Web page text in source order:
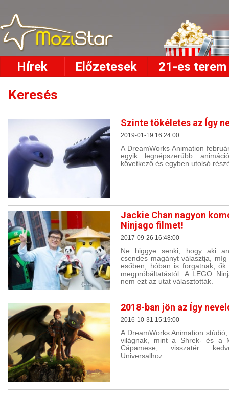
Hírek Előzetesek 21-es terem
Keresés
Szinte tökéletes az Így
2019-01-19 16:24:00
A DreamWorks Animation
egyik legnépszerűbb
következő és egyben utolsó
Jackie Chan nagyon
Ninjago filmet!
2017-09-26 16:48:00
Ne higgye senki, hogy aki
csendes magányt választja,
esőben, hóban is forgatnak,
megpróbáltatástól. A LEGO
nem ezt az utat választották.
2018-ban jön az Így
2016-10-31 15:19:00
A DreamWorks Animation
világnak, mint a Shrek- és a
Cápamese, visszatér
Universalhoz.